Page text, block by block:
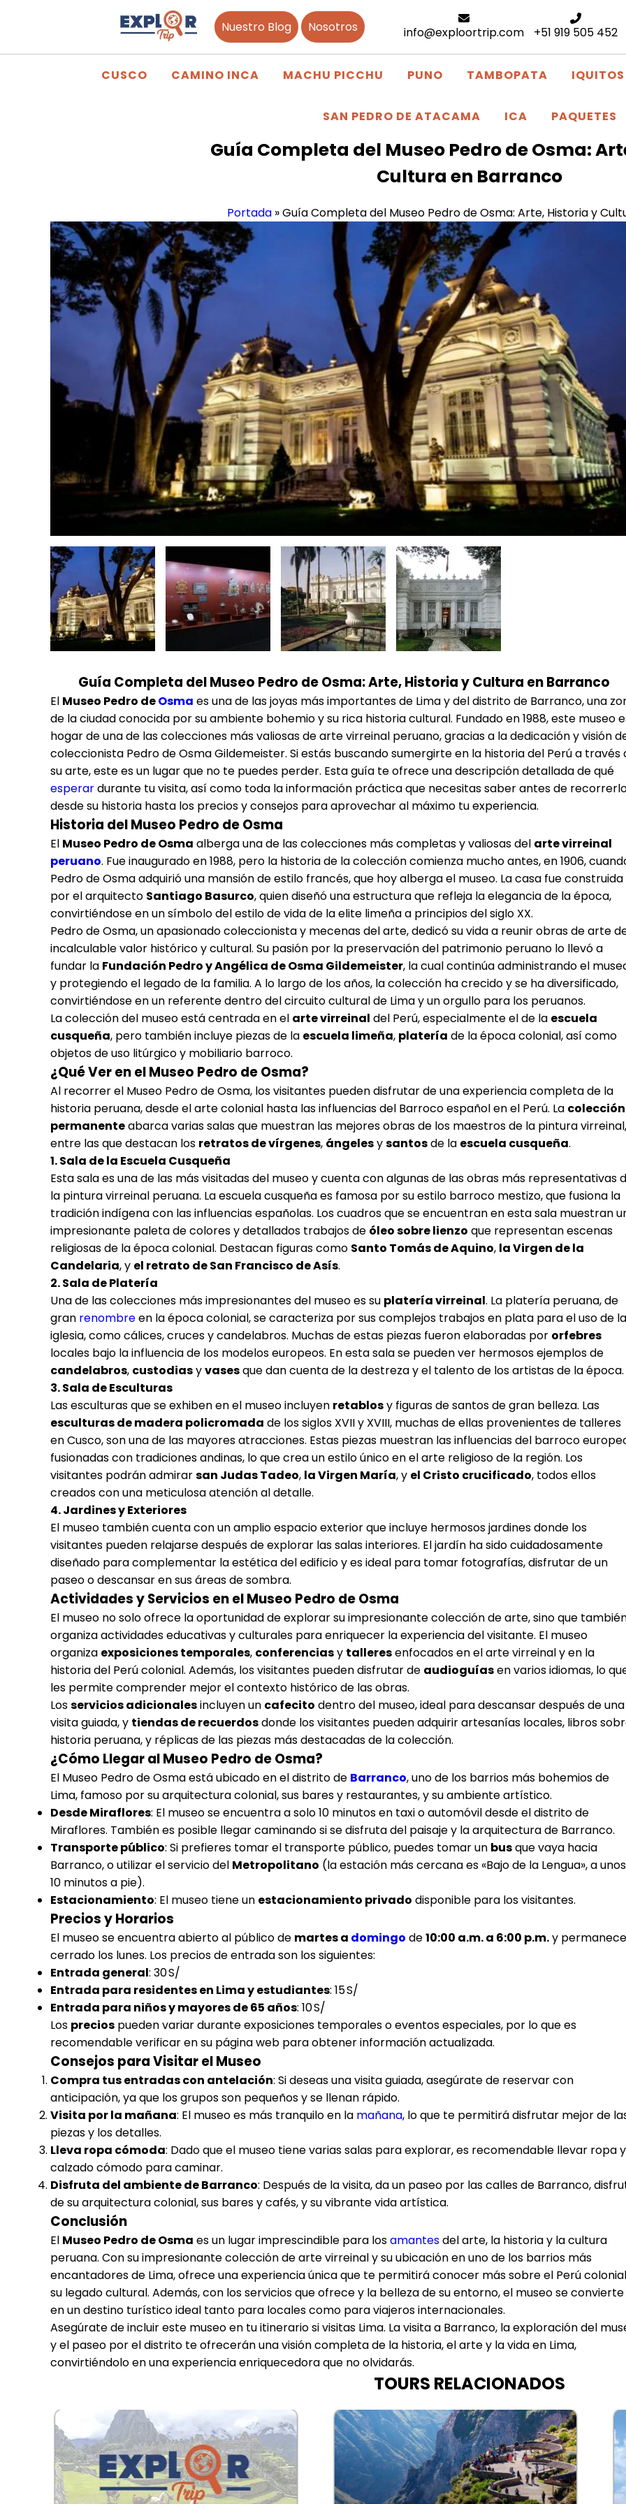
Nuestro Blog Nosotros info@exploortrip.com +51 919 505 452
CUSCO CAMINO INCA MACHU PICCHU PUNO TAMBOPATA IQUITOS
SAN PEDRO DE ATACAMA ICA PAQUETES
Guía Completa del Museo Pedro de Osma:
Cultura en Barranco
Portada »Guía Completa del Museo Pedro de Osma: Arte, Historia y
Guía Completa del Museo Pedro de Osma: Arte, Historia y Cultura en Barranco
El Museo Pedro deOsma es una de las joyas más importantes de Lima y del distrito de Barranco, una
de la ciudad conocida por su ambiente bohemio y su rica historia cultural. Fundado en 1988, este museo
hogar de una de las colecciones más valiosas de arte virreinal peruano, gracias a la dedicación y visión
coleccionista Pedro de Osma Gildemeister. Si estás buscando sumergirte en la historia del Perú a través
su arte, este es un lugar que no te puedes perder. Esta guía te ofrece una descripción detallada de qué
esperardurante tu visita, así como toda la información práctica que necesitas saber antes de
desde su historia hasta los precios y consejos para aprovechar al máximo tu experiencia.
Historia del Museo Pedro de Osma
El Museo Pedro de Osma alberga una de las colecciones más completas y valiosas del arte virreinal
peruano. Fue inaugurado en 1988, pero la historia de la colección comienza mucho antes, en 1906,
Pedro de Osma adquirió una mansión de estilo francés, que hoy alberga el museo. La casa fue construida
por el arquitecto Santiago Basurco, quien diseñó una estructura que refleja la elegancia de la época,
convirtiéndose en un símbolo del estilo de vida de la elite limeña a principios del siglo XX.
Pedro de Osma, un apasionado coleccionista y mecenas del arte, dedicó su vida a reunir obras de arte
incalculable valor histórico y cultural. Su pasión por la preservación del patrimonio peruano lo llevó a
fundar la Fundación Pedro y Angélica de Osma Gildemeister, la cual continúa administrando el
y protegiendo el legado de la familia. A lo largo de los años, la colección ha crecido y se ha diversificado,
convirtiéndose en un referente dentro del circuito cultural de Lima y un orgullo para los peruanos.
La colección del museo está centrada en el arte virreinal del Perú, especialmente el de la escuela
cusqueña, pero también incluye piezas de la escuela limeña, platería de la época colonial, así como
objetos de uso litúrgico y mobiliario barroco.
¿Qué Ver en el Museo Pedro de Osma?
Al recorrer el Museo Pedro de Osma, los visitantes pueden disfrutar de una experiencia completa de la
historia peruana, desde el arte colonial hasta las influencias del Barroco español en el Perú. La colección
permanenteabarca varias salas que muestran las mejores obras de los maestros de la pintura virreinal,
entre las que destacan los retratos de vírgenes, ángelesysantosde la escuela cusqueña.
1. Sala de la Escuela Cusqueña
Esta sala es una de las más visitadas del museo y cuenta con algunas de las obras más representativas
la pintura virreinal peruana. La escuela cusqueña es famosa por su estilo barroco mestizo, que fusiona la
tradición indígena con las influencias españolas. Los cuadros que se encuentran en esta sala muestran
impresionante paleta de colores y detallados trabajos de óleo sobre lienzo que representan escenas
religiosas de la época colonial. Destacan figuras como Santo Tomás de Aquino, la Virgen de la
Candelaria, y el retrato de San Francisco de Asís.
2. Sala de Platería
Una de las colecciones más impresionantes del museo es su platería virreinal. La platería peruana, de
gran renombreen la época colonial, se caracteriza por sus complejos trabajos en plata para el uso de la
iglesia, como cálices, cruces y candelabros. Muchas de estas piezas fueron elaboradas por orfebres
locales bajo la influencia de los modelos europeos. En esta sala se pueden ver hermosos ejemplos de
candelabros, custodiasyvasesque dan cuenta de la destreza y el talento de los artistas de la época.
3. Sala de Esculturas
Las esculturas que se exhiben en el museo incluyen retablosy figuras de santos de gran belleza. Las
esculturas de madera policromada de los siglos XVII y XVIII, muchas de ellas provenientes de talleres
en Cusco, son una de las mayores atracciones. Estas piezas muestran las influencias del barroco
fusionadas con tradiciones andinas, lo que crea un estilo único en el arte religioso de la región. Los
visitantes podrán admirarsan Judas Tadeo, la Virgen María, y el Cristo crucificado, todos ellos
creados con una meticulosa atención al detalle.
4. Jardines y Exteriores
El museo también cuenta con un amplio espacio exterior que incluye hermosos jardines donde los
visitantes pueden relajarse después de explorar las salas interiores. El jardín ha sido cuidadosamente
diseñado para complementar la estética del edificio y es ideal para tomar fotografías, disfrutar de un
paseo o descansar en sus áreas de sombra.
Actividades y Servicios en el Museo Pedro de Osma
El museo no solo ofrece la oportunidad de explorar su impresionante colección de arte, sino que
organiza actividades educativas y culturales para enriquecer la experiencia del visitante. El museo
organiza exposiciones temporales, conferenciasy talleresenfocados en el arte virreinal y en la
historia del Perú colonial. Además, los visitantes pueden disfrutar de audioguíasen varios idiomas, lo
les permite comprender mejor el contexto histórico de las obras.
Losservicios adicionalesincluyen un cafecito dentro del museo, ideal para descansar después de una
visita guiada, y tiendas de recuerdosdonde los visitantes pueden adquirir artesanías locales, libros
historia peruana, y réplicas de las piezas más destacadas de la colección.
¿Cómo Llegar al Museo Pedro de Osma?
El Museo Pedro de Osma está ubicado en el distrito de Barranco, uno de los barrios más bohemios de
Lima, famoso por su arquitectura colonial, sus bares y restaurantes, y su ambiente artístico.
Desde Miraflores: El museo se encuentra a solo 10 minutos en taxi o automóvil desde el distrito de
Miraflores. También es posible llegar caminando si se disfruta del paisaje y la arquitectura de Barranco.
Transporte público: Si prefieres tomar el transporte público, puedes tomar un busque vaya hacia
Barranco, o utilizar el servicio del Metropolitano (la estación más cercana es «Bajo de la Lengua», a unos
10 minutos a pie).
Estacionamiento: El museo tiene un estacionamiento privado disponible para los visitantes.
Precios y Horarios
El museo se encuentra abierto al público de martes a domingo de10:00 a.m. a 6:00 p.m.y permanece
cerrado los lunes. Los precios de entrada son los siguientes:
Entrada general: 30 S/
Entrada para residentes en Lima y estudiantes: 15 S/
Entrada para niños y mayores de 65 años: 10 S/
Los precios pueden variar durante exposiciones temporales o eventos especiales, por lo que es
recomendable verificar en su página web para obtener información actualizada.
Consejos para Visitar el Museo
Compra tus entradas con antelación: Si deseas una visita guiada, asegúrate de reservar con
anticipación, ya que los grupos son pequeños y se llenan rápido.
Visita por la mañana: El museo es más tranquilo en la mañana, lo que te permitirá disfrutar mejor de
piezas y los detalles.
Lleva ropa cómoda: Dado que el museo tiene varias salas para explorar, es recomendable llevar ropa y
calzado cómodo para caminar.
Disfruta del ambiente de Barranco: Después de la visita, da un paseo por las calles de Barranco,
de su arquitectura colonial, sus bares y cafés, y su vibrante vida artística.
Conclusión
El Museo Pedro de Osma es un lugar imprescindible para losamantesdel arte, la historia y la cultura
peruana. Con su impresionante colección de arte virreinal y su ubicación en uno de los barrios más
encantadores de Lima, ofrece una experiencia única que te permitirá conocer más sobre el Perú
su legado cultural. Además, con los servicios que ofrece y la belleza de su entorno, el museo se convierte
en un destino turístico ideal tanto para locales como para viajeros internacionales.
Asegúrate de incluir este museo en tu itinerario si visitas Lima. La visita a Barranco, la exploración del
y el paseo por el distrito te ofrecerán una visión completa de la historia, el arte y la vida en Lima,
convirtiéndolo en una experiencia enriquecedora que no olvidarás.
TOURS RELACIONADOS